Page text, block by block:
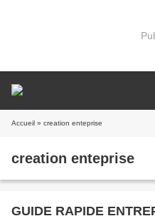
Accueil » creation enteprise
creation enteprise
GUIDE RAPIDE